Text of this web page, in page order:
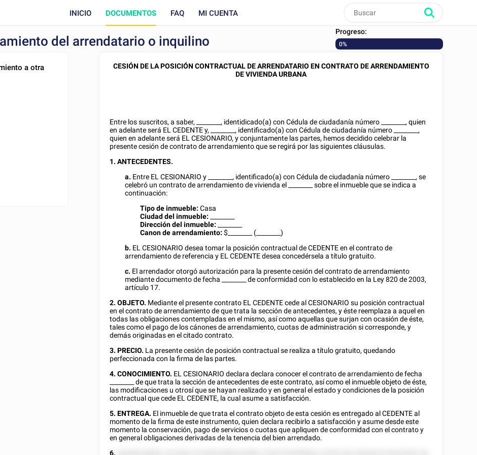
INICIO DOCUMENTOS FAQ MI CUENTA
del arrendatario o inquilino
Progreso:
0%
a otra
CESIÓN DE LA POSICIÓN CONTRACTUAL DE ARRENDATARIO EN CONTRATO DE ARRENDAMIENTO
DE VIVIENDA URBANA
Entre los suscritos, a saber, , identidicado(a) conCédula de ciudadanía número
, quien
en adelante será EL CEDENTE y,
, identificado(a) conCédula de ciudadanía número
,
quien en adelante será EL CESIONARIO, y conjuntamente las partes, hemos decidido celebrar la
presente cesión de contrato de arrendamiento que se regirá por las siguientes cláusulas.
1. ANTECEDENTES.
a. Entre EL CESIONARIO y , identificado(a) conCédula de ciudadanía número
, se
celebró un contrato de arrendamiento de vivienda el
sobre el inmueble que se indica a
continuación:
Tipo de inmueble:Casa
Ciudad del inmueble:
Dirección del inmueble:
Canon de arrendamiento:$
(________)
b. EL CESIONARIO desea tomar la posición contractual de CEDENTE en el contrato de
arrendamiento de referencia y EL CEDENTE desea concedérsela a título gratuito.
c. El arrendador otorgó autorización para la presente cesión del contrato de arrendamiento
mediante documento de fecha
de conformidad con lo establecido en la Ley 820 de 2003,
artículo 17.
2. OBJETO. Mediante el presente contrato EL CEDENTE cede al CESIONARIO su posición contractual
en el contrato de arrendamiento de que trata la sección de antecedentes, y éste reemplaza a aquel en
todas las obligaciones contempladas en el mismo, así como aquellas que surjan con ocasión de éste,
tales como el pago de los cánones de arrendamiento, cuotas de administración si corresponde, y
demás originadas en el citado contrato.
3. PRECIO. La presente cesión de posición contractual se realiza a título gratuito, quedando
perfeccionada con la firma de las partes.
4. CONOCIMIENTO. EL CESIONARIO declara declara conocer el contrato de arrendamiento de fecha
de que trata la sección de antecedentes de este contrato, así como el inmueble objeto de éste,
las modificaciones u otrosí que se hayan realizado y en general el estado y condiciones de la posición
contractual que cede EL CEDENTE, la cual asume a satisfacción.
5. ENTREGA. El inmueble de que trata el contrato objeto de esta cesión es entregado al CEDENTE al
momento de la firma de este instrumento, quien declara recibirlo a satisfacción y asume desde este
momento la conservación, pago de servicios o cuotas que apliquen de conformidad con el contrato y
en general obligaciones derivadas de la tenencia del bien arrendado.
6.